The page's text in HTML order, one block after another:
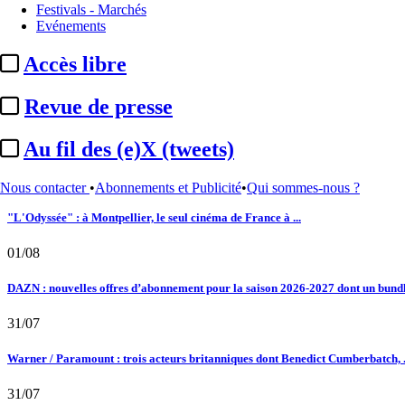
Festivals - Marchés
Evénements
Accès libre
Revue de presse
Au fil des (e)X (tweets)
Nous contacter •Abonnements et Publicité•Qui sommes-nous ?
Le fil actu
Au fil des (e)X (tweets) : Kavinsky, hommage, argentique, 4K, Clooney,
02/08
Satellifacts : pause d'été
02/08
"L'Odyssée" : à Montpellier, le seul cinéma de France à ...
01/08
DAZN : nouvelles offres d’abonnement pour la saison 2026-2027 dont un
31/07
Warner / Paramount : trois acteurs britanniques dont Benedict Cumberbatch,
31/07